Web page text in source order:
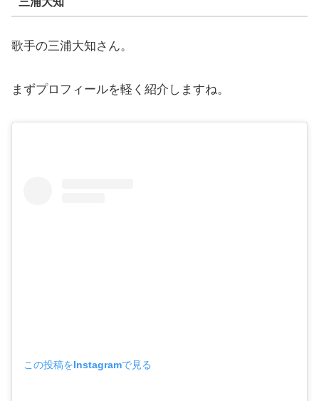
歌手の三浦大知さん。
まずプロフィールを軽く紹介しますね。
この投稿をInstagramで見る